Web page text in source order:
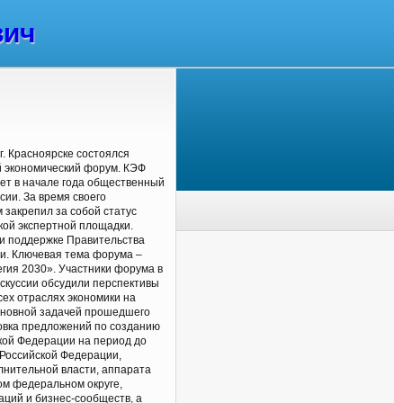
Красноярске состоялся
экономический форум. КЭФ
в начале года общественный
За время своего
за собой статус
экспертной площадки.
поддержке Правительства
Ключевая тема форума –
2030». Участники форума в
обсудили перспективы
отраслях экономики на
задачей прошедшего
предложений по созданию
Федерации на период до
Федерации,
власти, аппарата
федеральном округе,
и бизнес-сообществ, а